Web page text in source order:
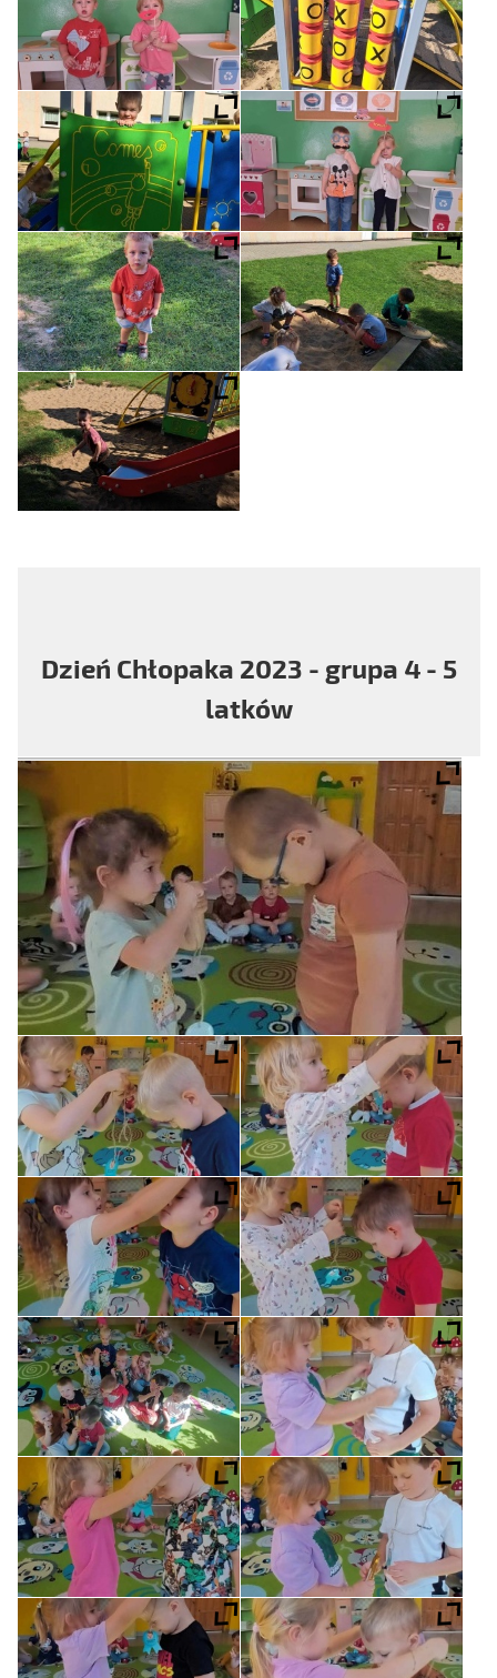
Dzień Chłopaka 2023 - grupa 4 - 5
latków